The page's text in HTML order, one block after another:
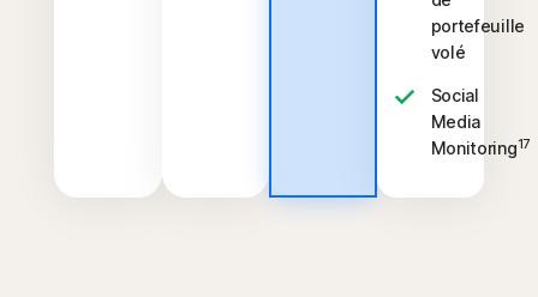
portefeuille
volé
Social
Media
Monitoring17